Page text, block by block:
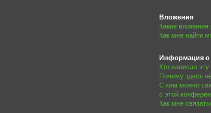
Вложения
Какие
Как мне найти
Информация о
Кто написал
Почему здесь
С кем можно
с этой
Как мне